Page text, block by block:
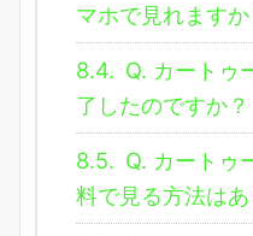
マホで見れますか
8.4. Q. カートゥ
了したのですか？
8.5. Q. カートゥ
料で見る方法はあ